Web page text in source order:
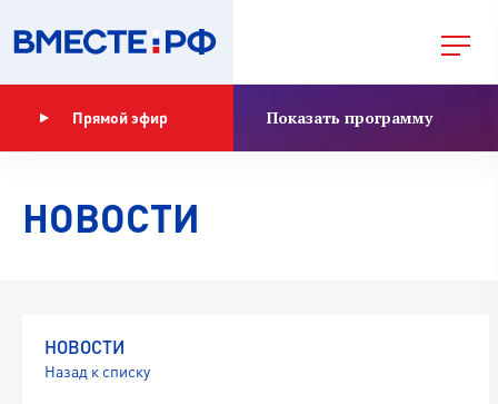
Прямой эфир Показать программу
НОВОСТИ
НОВОСТИ
Назад к списку